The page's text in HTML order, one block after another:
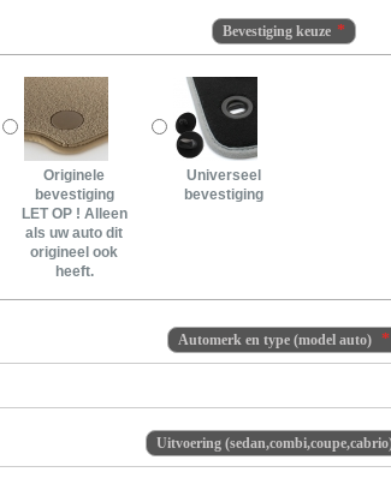
Bevestiging keuze
Originele
bevestiging
LET OP ! Alleen
als uw auto dit
origineel ook
heeft.
Universeel
bevestiging
Automerk en type (model auto)
Uitvoering